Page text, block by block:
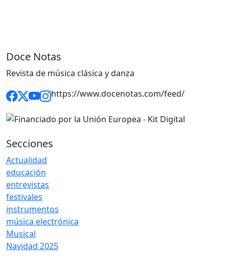
Doce Notas
Revista de música clásica y danza
https://www.docenotas.com/feed/
Secciones
Actualidad
educación
entrevistas
festivales
instrumentos
música electrónica
Musical
Navidad 2025